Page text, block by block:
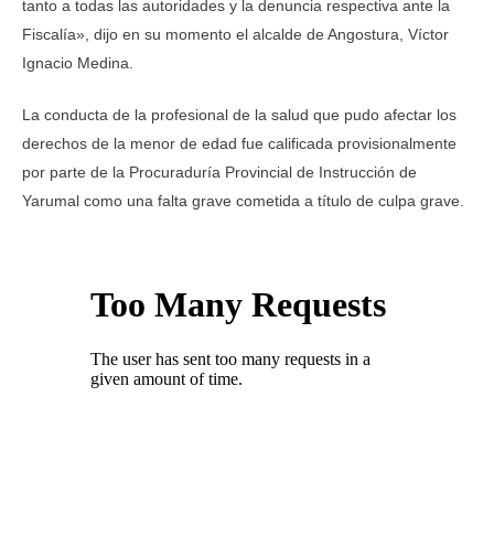
tanto a todas las autoridades y la denuncia respectiva ante la
Fiscalía», dijo en su momento el alcalde de Angostura, Víctor
Ignacio Medina.
La conducta de la profesional de la salud que pudo afectar los
derechos de la menor de edad fue calificada provisionalmente
por parte de la Procuraduría Provincial de Instrucción de
Yarumal como una falta grave cometida a título de culpa grave.